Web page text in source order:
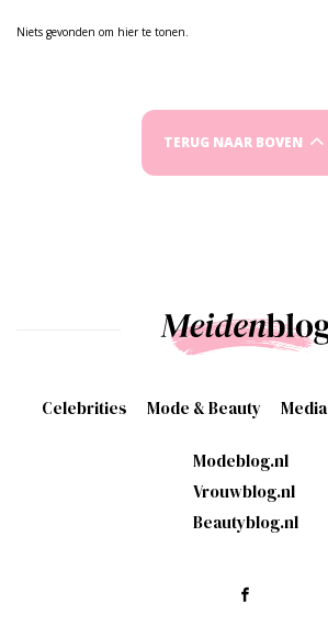
Niets gevonden om hier te tonen.
TERUG NAAR BOVEN
Celebrities Mode & Beauty Media
Modeblog.nl
Vrouwblog.nl
Beautyblog.nl